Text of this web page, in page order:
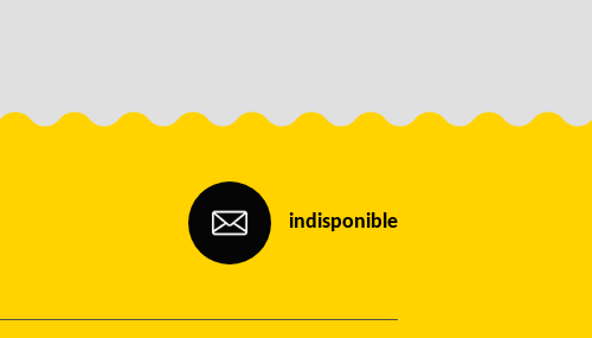
indisponible